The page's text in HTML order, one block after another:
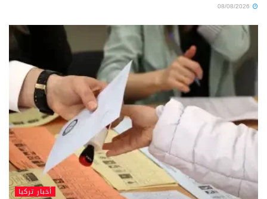
أخبار تركيا